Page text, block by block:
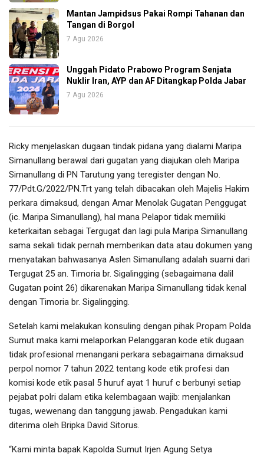
Mantan Jampidsus Pakai Rompi Tahanan dan
Tangan di Borgol
7 Agu 2026
Unggah Pidato Prabowo Program Senjata
Nuklir Iran, AYP dan AF Ditangkap Polda Jabar
7 Agu 2026
Ricky menjelaskan dugaan tindak pidana yang dialami Maripa
Simanullang berawal dari gugatan yang diajukan oleh Maripa
Simanullang di PN Tarutung yang teregister dengan No.
77/Pdt.G/2022/PN.Trt yang telah dibacakan oleh Majelis Hakim
perkara dimaksud, dengan Amar Menolak Gugatan Penggugat
(ic. Maripa Simanullang), hal mana Pelapor tidak memiliki
keterkaitan sebagai Tergugat dan lagi pula Maripa Simanullang
sama sekali tidak pernah memberikan data atau dokumen yang
menyatakan bahwasanya Aslen Simanullang adalah suami dari
Tergugat 25 an. Timoria br. Sigalingging (sebagaimana dalil
Gugatan point 26) dikarenakan Maripa Simanullang tidak kenal
dengan Timoria br. Sigalingging.
Setelah kami melakukan konsuling dengan pihak Propam Polda
Sumut maka kami melaporkan Pelanggaran kode etik dugaan
tidak profesional menangani perkara sebagaimana dimaksud
perpol nomor 7 tahun 2022 tentang kode etik profesi dan
komisi kode etik pasal 5 huruf ayat 1 huruf c berbunyi setiap
pejabat polri dalam etika kelembagaan wajib: menjalankan
tugas, wewenang dan tanggung jawab. Pengadukan kami
diterima oleh Bripka David Sitorus.
“Kami minta bapak Kapolda Sumut Irjen Agung Setya